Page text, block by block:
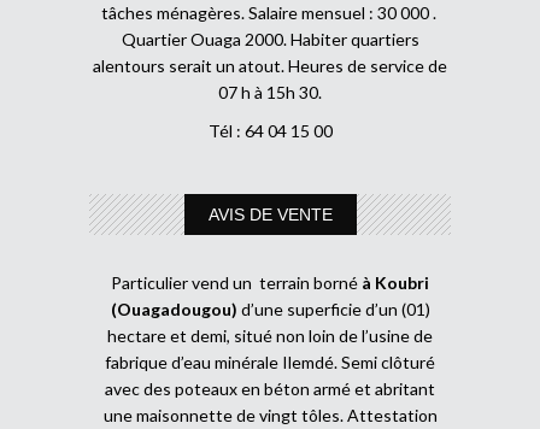
tâches ménagères. Salaire mensuel : 30 000 .
Quartier Ouaga 2000. Habiter quartiers
alentours serait un atout. Heures de service de
07 h à 15h 30.
Tél : 64 04 15 00
AVIS DE VENTE
Particulier vend un terrain borné à Koubri
(Ouagadougou) d’une superficie d’un (01)
hectare et demi, situé non loin de l’usine de
fabrique d’eau minérale Ilemdé. Semi clôturé
avec des poteaux en béton armé et abritant
une maisonnette de vingt tôles. Attestation